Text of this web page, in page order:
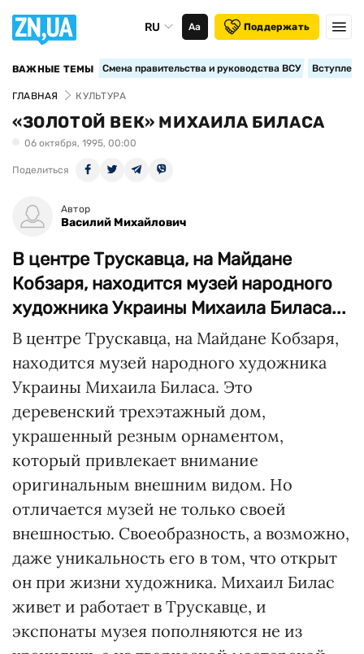
RU Аа Поддержать
ВАЖНЫЕ ТЕМЫ Смена правительства и руководства ВСУ
ГЛАВНАЯ КУЛЬТУРА
«ЗОЛОТОЙ ВЕК» МИХАИЛА БИЛАСА
06 октября, 1995, 00:00
Поделиться
Автор
Василий Михайлович
В центре Трускавца, на Майдане
Кобзаря, находится музей народного
художника Украины Михаила Биласа...
В центре Трускавца, на Майдане Кобзаря,
находится музей народного художника
Украины Михаила Биласа. Это
деревенский трехэтажный дом,
украшенный резным орнаментом,
который привлекает внимание
оригинальным внешним видом. Но
отличается музей не только своей
внешностью. Своеобразность, а возможно,
даже уникальность его в том, что открыт
он при жизни художника. Михаил Билас
живет и работает в Трускавце, и
экспонаты музея пополняются не из